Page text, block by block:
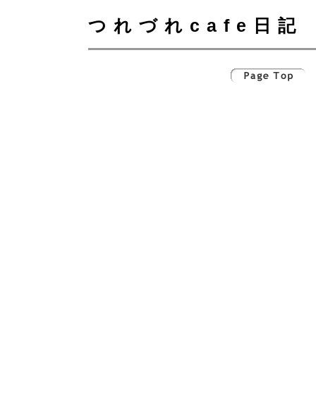
つれづれcafe日記